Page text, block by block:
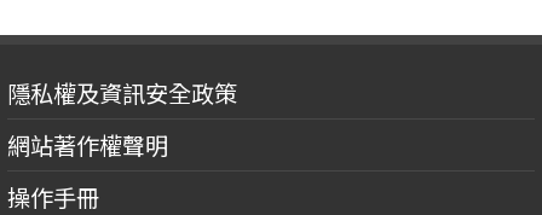
隱私權及資訊安全政策
網站著作權聲明
操作手冊